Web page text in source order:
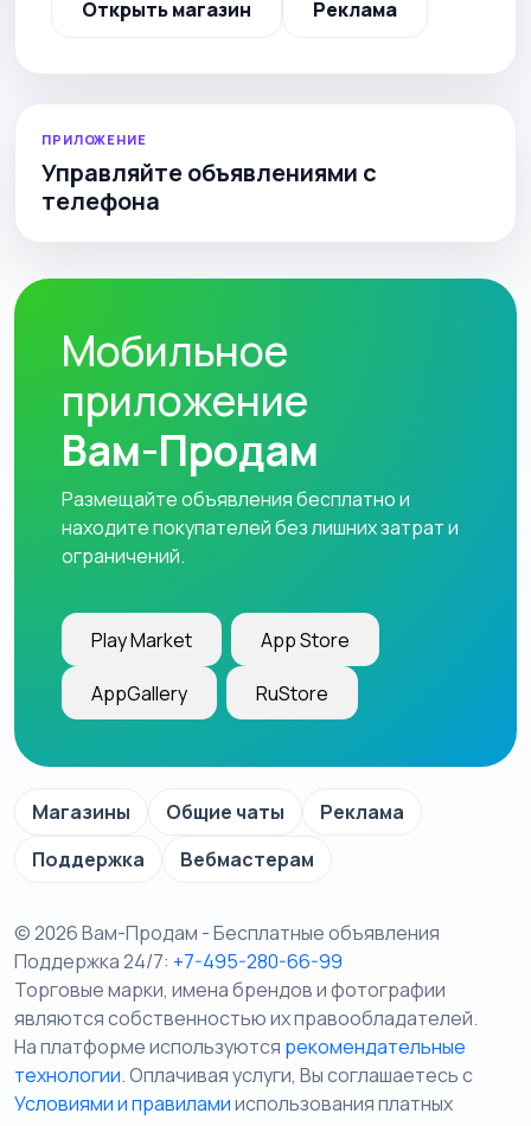
Открыть магазин Реклама
ПРИЛОЖЕНИЕ
Управляйте объявлениями с
телефона
Мобильное
приложение
Вам-Продам
Размещайте объявления бесплатно и
находите покупателей без лишних затрат и
ограничений.
Play Market App Store
AppGallery RuStore
Магазины Общие чаты
Реклама
Поддержка
Вебмастерам
© 2026 Вам-Продам - Бесплатные объявления
Поддержка 24/7: +7-495-280-66-99
Торговые марки, имена брендов и фотографии
являются собственностью их правообладателей.
На платформе используются рекомендательные
технологии. Оплачивая услуги, Вы соглашаетесь c
Условиями и правиламииспользования платных